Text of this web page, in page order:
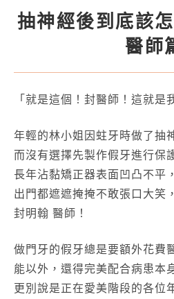
抽神經後到底該
醫師
「就是這個！封醫師！這就是
年輕的林小姐因蛀牙時做了抽
而沒有選擇先製作假牙進行保
長年沾黏矯正器表面凹凸不平
出門都遮遮掩掩不敢張口大笑
封明翰 醫師！
做門牙的假牙總是要額外花費
能以外，還得完美配合病患本
更別說是正在愛美階段的各位